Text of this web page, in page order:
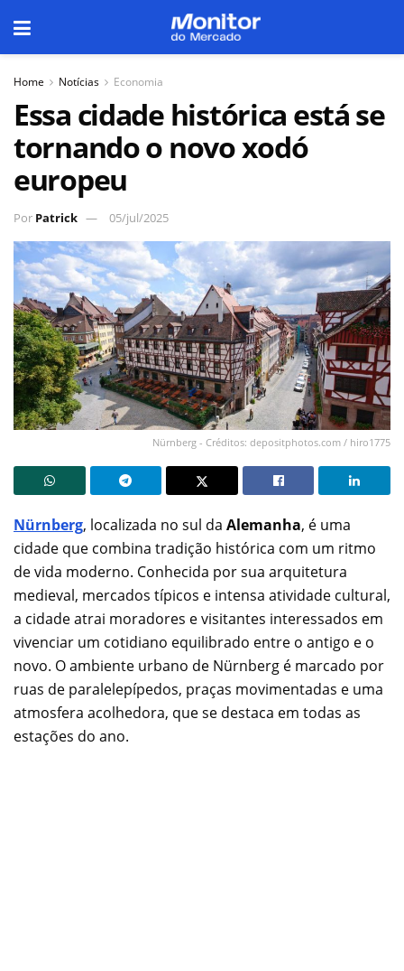
Home Notícias Economia
Essa cidade histórica está se
tornando o novo xodó
europeu
Por Patrick 05/jul/2025
Nürnberg - Créditos: depositphotos.com / hiro1775
Nürnberg, localizada no sul da Alemanha, é uma
cidade que combina tradição histórica com um ritmo
de vida moderno. Conhecida por sua arquitetura
medieval, mercados típicos e intensa atividade cultural,
a cidade atrai moradores e visitantes interessados em
vivenciar um cotidiano equilibrado entre o antigo e o
novo. O ambiente urbano de Nürnberg é marcado por
ruas de paralelepípedos, praças movimentadas e uma
atmosfera acolhedora, que se destaca em todas as
estações do ano.